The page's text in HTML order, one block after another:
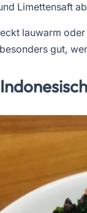
Limettensaft
lauwarm
gut,